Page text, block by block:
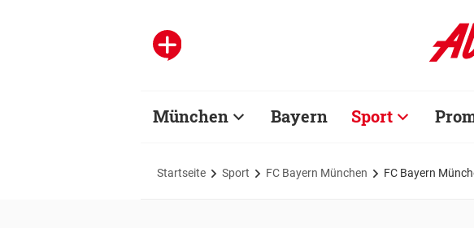
München Bayern Sport
Startseite Sport FC Bayern München FC Bayern